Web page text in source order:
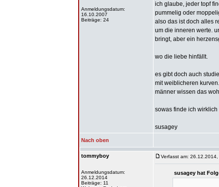
Anmeldungsdatum:
16.10.2007
Beiträge: 24
ich glaube, jeder topf
pummelig oder
also das ist doch alles
um die inneren werte.
bringt, aber ein
wo die liebe hinfällt.
es gibt doch auch
mit weiblicheren
männer wissen das
sowas finde ich wirklich
susagey
Nach oben
tommyboy
Anmeldungsdatum:
26.12.2014
Beiträge: 11
Verfasst am:
susagey hat